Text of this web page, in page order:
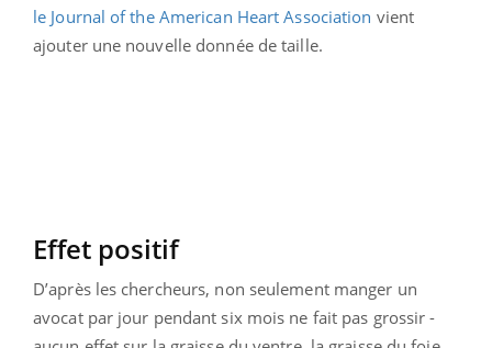
le Journal of the American Heart Association vient
ajouter une nouvelle donnée de taille.
Effet positif
D’après les chercheurs, non seulement manger un
avocat par jour pendant six mois ne fait pas grossir -